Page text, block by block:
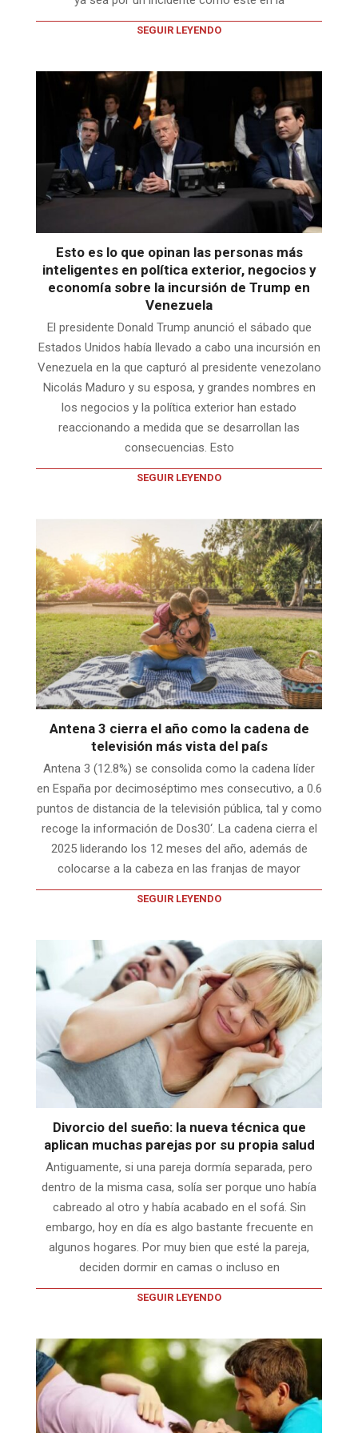
SEGUIR LEYENDO
Esto es lo que opinan las personas más
inteligentes en política exterior, negocios y
economía sobre la incursión de Trump en
Venezuela
El presidente Donald Trump anunció el sábado que
Estados Unidos había llevado a cabo una incursión en
Venezuela en la que capturó al presidente venezolano
Nicolás Maduro y su esposa, y grandes nombres en
los negocios y la política exterior han estado
reaccionando a medida que se desarrollan las
consecuencias. Esto
SEGUIR LEYENDO
Antena 3 cierra el año como la cadena de
televisión más vista del país
Antena 3 (12.8%) se consolida como la cadena líder
en España por decimoséptimo mes consecutivo, a 0.6
puntos de distancia de la televisión pública, tal y como
recoge la información de Dos30‘. La cadena cierra el
2025 liderando los 12 meses del año, además de
colocarse a la cabeza en las franjas de mayor
SEGUIR LEYENDO
Divorcio del sueño: la nueva técnica que
aplican muchas parejas por su propia salud
Antiguamente, si una pareja dormía separada, pero
dentro de la misma casa, solía ser porque uno había
cabreado al otro y había acabado en el sofá. Sin
embargo, hoy en día es algo bastante frecuente en
algunos hogares. Por muy bien que esté la pareja,
deciden dormir en camas o incluso en
SEGUIR LEYENDO